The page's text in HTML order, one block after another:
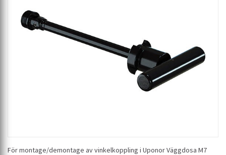
För montage/demontage av vinkelkoppling i Uponor Väggdosa M7